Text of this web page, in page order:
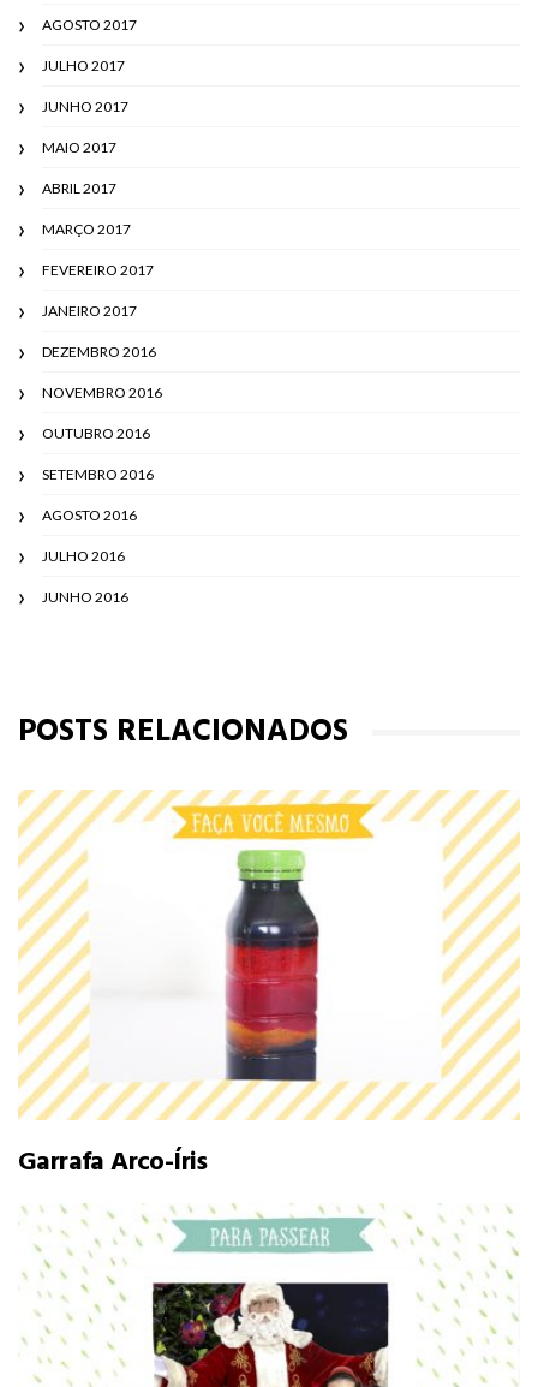
AGOSTO 2017
JULHO 2017
JUNHO 2017
MAIO 2017
ABRIL 2017
MARÇO 2017
FEVEREIRO 2017
JANEIRO 2017
DEZEMBRO 2016
NOVEMBRO 2016
OUTUBRO 2016
SETEMBRO 2016
AGOSTO 2016
JULHO 2016
JUNHO 2016
POSTS RELACIONADOS
Garrafa Arco-Íris